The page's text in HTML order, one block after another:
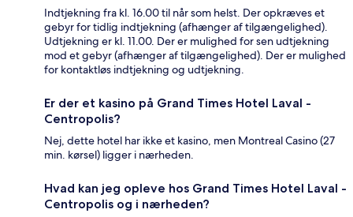
Indtjekning fra kl. 16.00 til når som helst. Der opkræves et
gebyr for tidlig indtjekning (afhænger af tilgængelighed).
Udtjekning er kl. 11.00. Der er mulighed for sen udtjekning
mod et gebyr (afhænger af tilgængelighed). Der er mulighed
for kontaktløs indtjekning og udtjekning.
Er der et kasino på Grand Times Hotel Laval -
Centropolis?
Nej, dette hotel har ikke et kasino, men Montreal Casino (27
min. kørsel) ligger i nærheden.
Hvad kan jeg opleve hos Grand Times Hotel Laval -
Centropolis og i nærheden?